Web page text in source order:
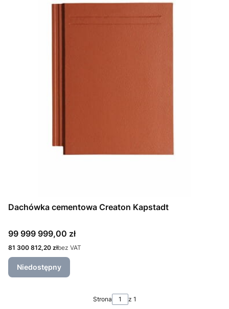
Dachówka cementowa Creaton Kapstadt
Cena
99 999 999,00 zł
Cena
81 300 812,20 złbez VAT
Niedostępny
Strona z 1